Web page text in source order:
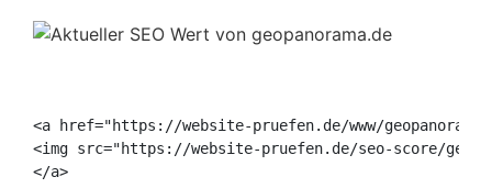
<a href="https://website-pruefen.de/www/
<img src="https://website-pruefen.de/seo-score/